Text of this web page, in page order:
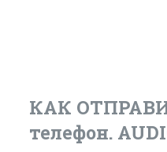
КАК
телефон.